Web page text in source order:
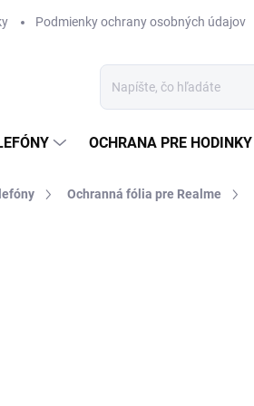
Podmienky ochrany osobných údajov
OCHRANA PRE HODINKY
Ochranná fólia pre Realme